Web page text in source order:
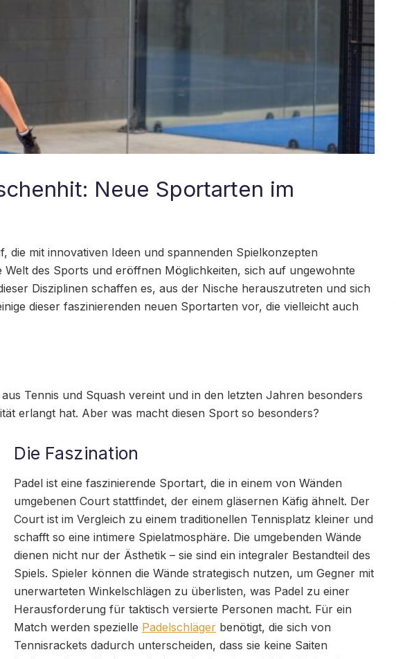
Neue Sportarten im
die mit innovativen Ideen und spannenden Spielkonzepten
Welt des Sports und eröffnen Möglichkeiten, sich auf ungewohnte
Disziplinen schaffen es, aus der Nische herauszutreten und sich
dieser faszinierenden neuen Sportarten vor, die vielleicht auch
Tennis und Squash vereint und in den letzten Jahren besonders
erlangt hat. Aber was macht diesen Sport so besonders?
Die Faszination
Padel ist eine faszinierende Sportart, die in einem von Wänden
umgebenen Court stattfindet, der einem gläsernen Käfig ähnelt. Der
Court ist im Vergleich zu einem traditionellen Tennisplatz kleiner und
schafft so eine intimere Spielatmosphäre. Die umgebenden Wände
dienen nicht nur der Ästhetik – sie sind ein integraler Bestandteil des
Spiels. Spieler können die Wände strategisch nutzen, um Gegner mit
unerwarteten Winkelschlägen zu überlisten, was Padel zu einer
Herausforderung für taktisch versierte Personen macht. Für ein
Match werden spezielle Padelschläger benötigt, die sich von
Tennisrackets dadurch unterscheiden, dass sie keine Saiten